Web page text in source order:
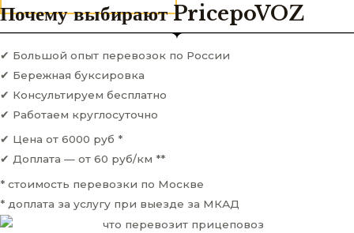
Почему выбирают PricepoVOZ
✔ Большой опыт перевозок по России
✔ Бережная буксировка
✔ Консультируем бесплатно
✔ Работаем круглосуточно
✔ Цена от 6000 руб *
✔ Доплата — от 60 руб/км **
* стоимость перевозки по Москве
* доплата за услугу при выезде за МКАД